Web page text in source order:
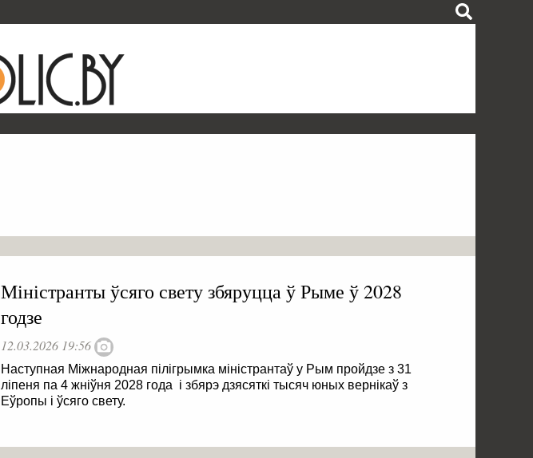
Міністранты ўсяго свету збяруцца ў Рыме ў 2028
годзе
12.03.2026 19:56
Наступная Міжнародная пілігрымка міністрантаў у Рым пройдзе з 31
ліпеня па 4 жніўня 2028 года і збярэ дзясяткі тысяч юных вернікаў з
Еўропы і ўсяго свету.